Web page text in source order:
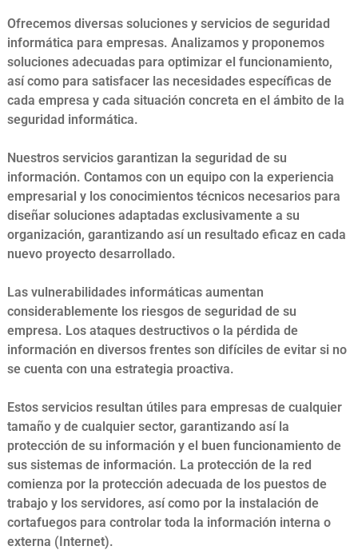
Ofrecemos diversas soluciones y servicios de seguridad
informática para empresas. Analizamos y proponemos
soluciones adecuadas para optimizar el funcionamiento,
así como para satisfacer las necesidades específicas de
cada empresa y cada situación concreta en el ámbito de la
seguridad informática.
Nuestros servicios garantizan la seguridad de su
información. Contamos con un equipo con la experiencia
empresarial y los conocimientos técnicos necesarios para
diseñar soluciones adaptadas exclusivamente a su
organización, garantizando así un resultado eficaz en cada
nuevo proyecto desarrollado.
Las vulnerabilidades informáticas aumentan
considerablemente los riesgos de seguridad de su
empresa. Los ataques destructivos o la pérdida de
información en diversos frentes son difíciles de evitar si no
se cuenta con una estrategia proactiva.
Estos servicios resultan útiles para empresas de cualquier
tamaño y de cualquier sector, garantizando así la
protección de su información y el buen funcionamiento de
sus sistemas de información. La protección de la red
comienza por la protección adecuada de los puestos de
trabajo y los servidores, así como por la instalación de
cortafuegos para controlar toda la información interna o
externa (Internet).